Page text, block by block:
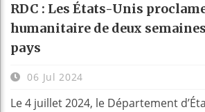
RDC : Les États-Unis
humanitaire de deux
pays
06 Jul 2024
Le 4 juillet 2024, le Département